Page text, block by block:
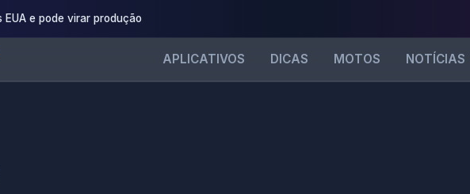
EUA e pode virar produção
APLICATIVOS DICAS MOTOS NOTÍCIAS